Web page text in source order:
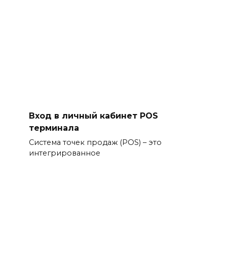
Вход в личный кабинет POS
терминала
Система точек продаж (POS) – это
интегрированное